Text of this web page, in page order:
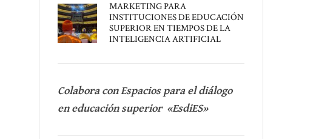
MARKETING PARA
INSTITUCIONES DE EDUCACIÓN
SUPERIOR EN TIEMPOS DE LA
INTELIGENCIA ARTIFICIAL
Colabora con Espacios para el diálogo
en educación superior «EsdiES»